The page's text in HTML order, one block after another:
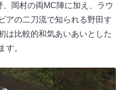
岡村の両MC陣に加え、ラウ
アの二刀流で知られる野田す
は比較的和気あいあいとした
す。